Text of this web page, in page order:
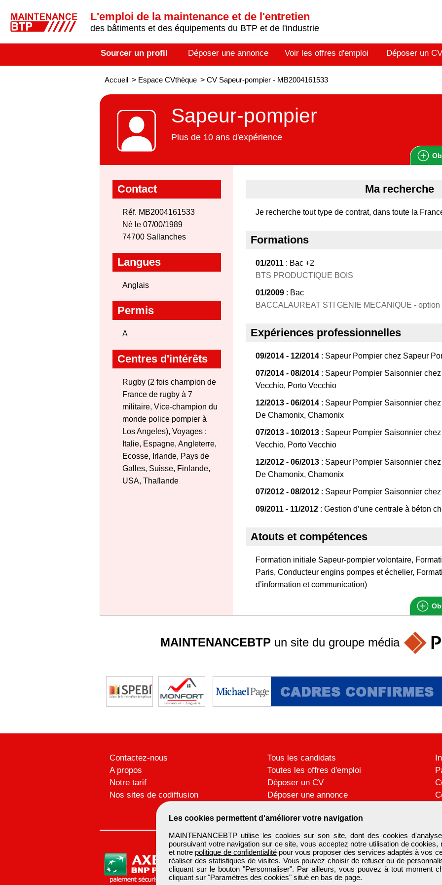
L'emploi de la maintenance et de l'entretien
des bâtiments et des équipements du BTP et de l'industrie
Sourcer un profil Déposer une annonce Voir les offres d'emploi Déposer un CV
Accueil > Espace CVthèque > CV Sapeur-pompier - MB2004161533
Sapeur-pompier
Plus de 10 ans d'expérience
Contact
Réf. MB2004161533
Né le 07/00/1989
74700 Sallanches
Langues
Anglais
Permis
A
Centres d'intérêts
Rugby (2 fois champion de
France de rugby à 7
militaire, Vice-champion du
monde police pompier à
Los Angeles), Voyages :
Italie, Espagne, Angleterre,
Ecosse, Irlande, Pays de
Galles, Suisse, Finlande,
USA, Thaïlande
Ma recherche
Je recherche tout type de contrat, dans toute la
Formations
01/2011 : Bac +2
BTS PRODUCTIQUE BOIS
01/2009 : Bac
BACCALAUREAT STI GENIE MECANIQUE - option
Expériences professionnelles
09/2014 - 12/2014 : Sapeur Pompier chez Sapeur
07/2014 - 08/2014 : Sapeur Pompier Saisonnier
Vecchio, Porto Vecchio
12/2013 - 06/2014 : Sapeur Pompier Saisonnier
De Chamonix, Chamonix
07/2013 - 10/2013 : Sapeur Pompier Saisonnier
Vecchio, Porto Vecchio
12/2012 - 06/2013 : Sapeur Pompier Saisonnier
De Chamonix, Chamonix
07/2012 - 08/2012 : Sapeur Pompier Saisonnier
09/2011 - 11/2012 : Gestion d’une centrale à béton
Atouts et compétences
Formation initiale Sapeur-pompier volontaire,
Paris, Conducteur engins pompes et échelier,
d’information et communication)
Les cookies permettent d'améliorer votre navigation
MAINTENANCEBTP utilise les cookies sur son site, dont des cookies
poursuivant votre navigation sur ce site, vous acceptez notre utilisation de
et notre politique de confidentialitépour vous proposer des services adaptés à vos
réaliser des statistiques de visites. Vous pouvez choisir de refuser ou de
cliquant sur le bouton "Personnaliser". Par ailleurs, vous pouvez à tout moment
cliquant sur "Paramètres des cookies" situé en bas de page.
MAINTENANCEBTPun site du groupe média
Contactez-nous
A propos
Notre tarif
Nos sites de codiffusion
Tous les candidats
Toutes les offres d'emploi
Déposer un CV
Déposer une annonce